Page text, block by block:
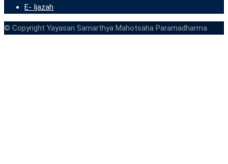
E- Ijazah
© Copyright Yayasan Samarthya Mahotsaha Paramadharma